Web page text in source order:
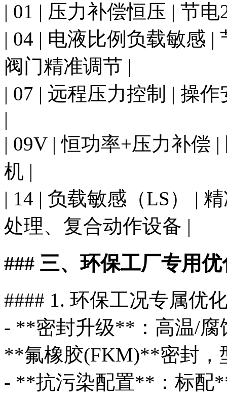
| 01 | 压力补偿恒压 | 节
| 04 | 电液比例负载敏感 |
阀门精准调节 |
| 07 | 远程压力控制 | 操
|
| 09V | 恒功率+压力补偿
机 |
| 14 | 负载敏感（LS） |
处理、复合动作设备 |
### 三、环保工厂专用
#### 1. 环保工况专属优
- **密封升级**：高温/腐
**氟橡胶(FKM)**密封
- **抗污染配置**：标配